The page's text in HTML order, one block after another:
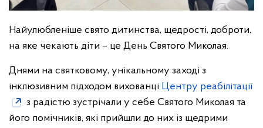
Найулюбленіше свято дитинства, щедрості, доброти,
на яке чекають діти – це День Святого Миколая.
Днями на святковому, унікальному заході з
інклюзивним підходом вихованці Центру реабілітації
з радістю зустрічали у себе Святого Миколая та
його помічників, які прийшли до них із щедрими